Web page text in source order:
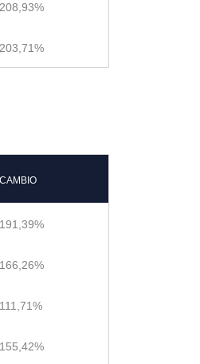
208,93%
203,71%
CAMBIO
191,39%
166,26%
111,71%
155,42%